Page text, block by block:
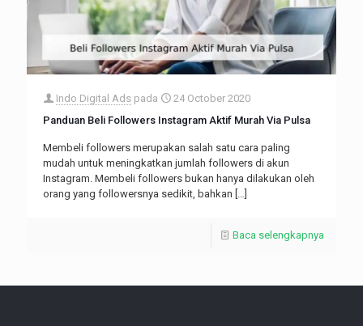
Indo Digital Ads pada
24 October 2020
Panduan Beli Followers Instagram Aktif Murah Via Pulsa
Membeli followers merupakan salah satu cara paling
mudah untuk meningkatkan jumlah followers di akun
Instagram. Membeli followers bukan hanya dilakukan oleh
orang yang followersnya sedikit, bahkan
Baca selengkapnya